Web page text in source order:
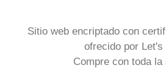
Sitio web encriptado con
ofrecido por
Compre con toda la